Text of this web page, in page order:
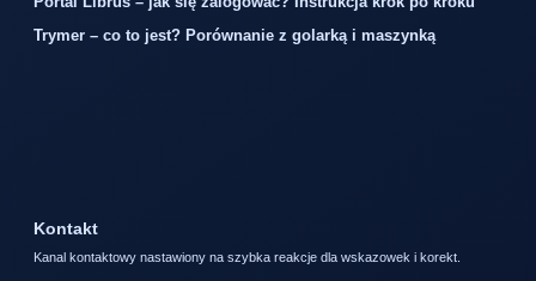
Trymer – co to jest? Porównanie z golarką i maszynką
Kontakt
Kanal kontaktowy nastawiony na szybka reakcje dla wskazowek i korekt.